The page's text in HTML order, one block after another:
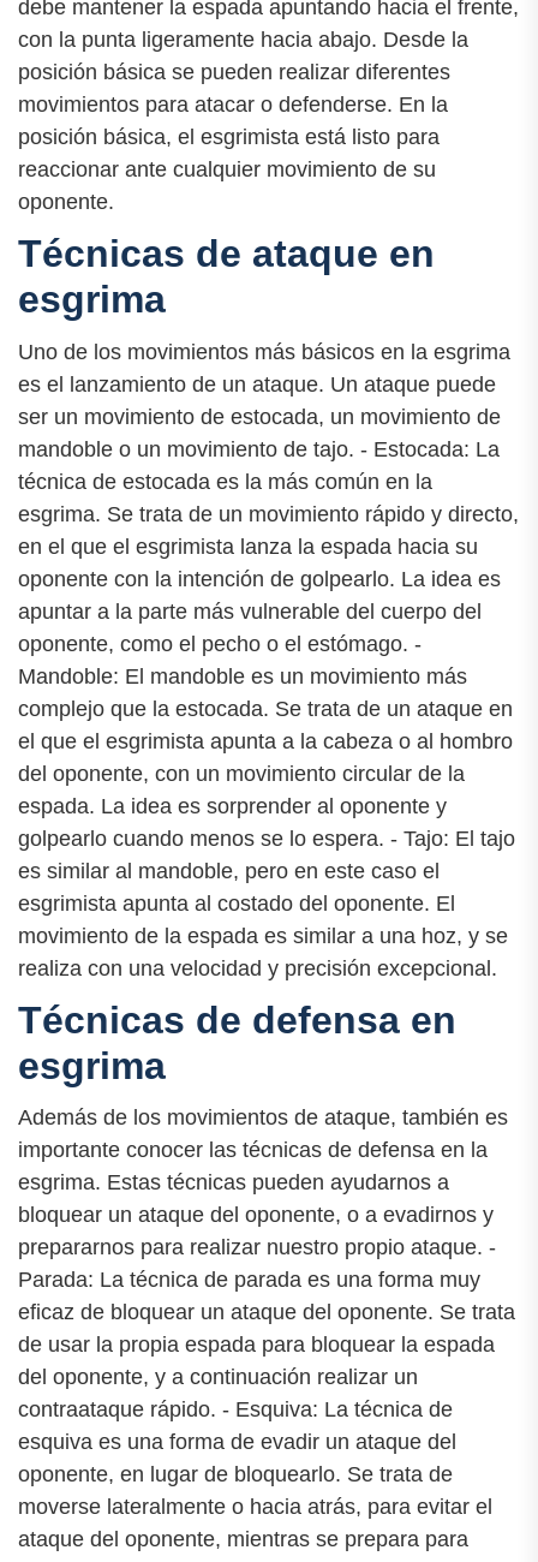
debe mantener la espada apuntando hacia el frente,
con la punta ligeramente hacia abajo. Desde la
posición básica se pueden realizar diferentes
movimientos para atacar o defenderse. En la
posición básica, el esgrimista está listo para
reaccionar ante cualquier movimiento de su
oponente.
Técnicas de ataque en
esgrima
Uno de los movimientos más básicos en la esgrima
es el lanzamiento de un ataque. Un ataque puede
ser un movimiento de estocada, un movimiento de
mandoble o un movimiento de tajo. - Estocada: La
técnica de estocada es la más común en la
esgrima. Se trata de un movimiento rápido y directo,
en el que el esgrimista lanza la espada hacia su
oponente con la intención de golpearlo. La idea es
apuntar a la parte más vulnerable del cuerpo del
oponente, como el pecho o el estómago. -
Mandoble: El mandoble es un movimiento más
complejo que la estocada. Se trata de un ataque en
el que el esgrimista apunta a la cabeza o al hombro
del oponente, con un movimiento circular de la
espada. La idea es sorprender al oponente y
golpearlo cuando menos se lo espera. - Tajo: El tajo
es similar al mandoble, pero en este caso el
esgrimista apunta al costado del oponente. El
movimiento de la espada es similar a una hoz, y se
realiza con una velocidad y precisión excepcional.
Técnicas de defensa en
esgrima
Además de los movimientos de ataque, también es
importante conocer las técnicas de defensa en la
esgrima. Estas técnicas pueden ayudarnos a
bloquear un ataque del oponente, o a evadirnos y
prepararnos para realizar nuestro propio ataque. -
Parada: La técnica de parada es una forma muy
eficaz de bloquear un ataque del oponente. Se trata
de usar la propia espada para bloquear la espada
del oponente, y a continuación realizar un
contraataque rápido. - Esquiva: La técnica de
esquiva es una forma de evadir un ataque del
oponente, en lugar de bloquearlo. Se trata de
moverse lateralmente o hacia atrás, para evitar el
ataque del oponente, mientras se prepara para